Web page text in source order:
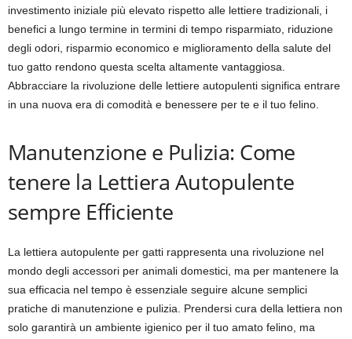
investimento iniziale più elevato rispetto alle lettiere tradizionali, i
benefici a lungo termine in termini di tempo risparmiato, riduzione
degli odori, risparmio economico e miglioramento della salute del
tuo gatto rendono questa scelta altamente vantaggiosa.
Abbracciare la rivoluzione delle lettiere autopulenti significa entrare
in una nuova era di comodità e benessere per te e il tuo felino.
Manutenzione e Pulizia: Come
tenere la Lettiera Autopulente
sempre Efficiente
La lettiera autopulente per gatti rappresenta una rivoluzione nel
mondo degli accessori per animali domestici, ma per mantenere la
sua efficacia nel tempo è essenziale seguire alcune semplici
pratiche di manutenzione e pulizia. Prendersi cura della lettiera non
solo garantirà un ambiente igienico per il tuo amato felino, ma